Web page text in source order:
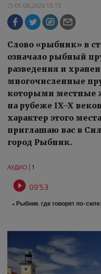
01.06.2026 15:15
Слово «рыбник» в
означало рыбный
разведения и
многочисленные
которыми местные
на рубеже IX–X
характер этого
приглашаю вас в
город Рыбник.
АУДИО 1
 09'53
• Рыбник: где говорят по-